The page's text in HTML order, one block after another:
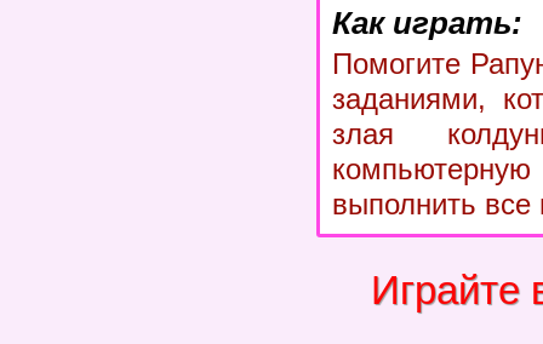
Как играть:
Помогите
заданиями,
злая
выполнить все
Играйте